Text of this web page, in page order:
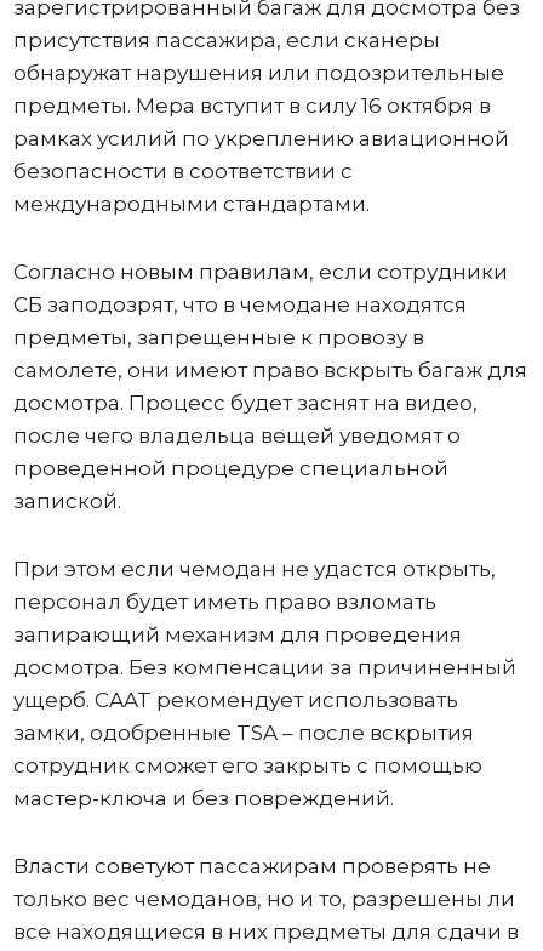
зарегистрированный багаж для досмотра без
присутствия пассажира, если сканеры
обнаружат нарушения или подозрительные
предметы. Мера вступит в силу 16 октября в
рамках усилий по укреплению авиационной
безопасности в соответствии с
международными стандартами.
Согласно новым правилам, если сотрудники
СБ заподозрят, что в чемодане ​​находятся
предметы, запрещенные к провозу в
самолете, они имеют право вскрыть багаж для
досмотра. Процесс будет заснят на видео,
после чего владельца вещей уведомят о
проведенной процедуре специальной
запиской.
При этом если чемодан не удастся открыть,
персонал будет иметь право взломать
запирающий механизм для проведения
досмотра. Без компенсации за причиненный
ущерб. CAAT рекомендует использовать
замки, одобренные TSA – после вскрытия
сотрудник сможет его закрыть с помощью
мастер-ключа и без повреждений.
Власти советуют пассажирам проверять не
только вес чемоданов, но и то, разрешены ли
все находящиеся в них предметы для сдачи в